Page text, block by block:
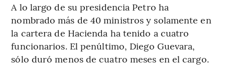
A lo largo de su presidencia Petro ha
nombrado más de 40 ministros y solamente en
la cartera de Hacienda ha tenido a cuatro
funcionarios. El penúltimo, Diego Guevara,
sólo duró menos de cuatro meses en el cargo.